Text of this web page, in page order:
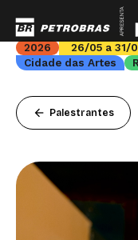
2026
26/05 a 31/
Cidade das Artes
arrow_back Palestrantes